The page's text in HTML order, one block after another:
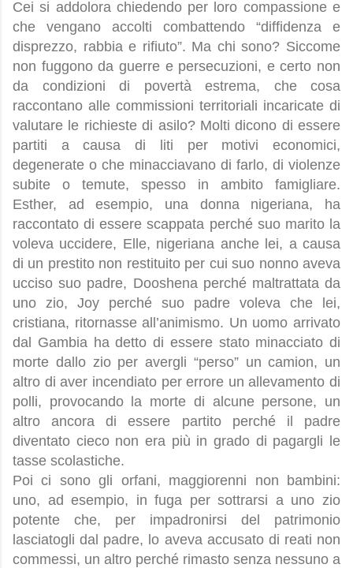
Cei si addolora chiedendo per loro compassione e
che vengano accolti combattendo “diffidenza e
disprezzo, rabbia e rifiuto”. Ma chi sono? Siccome
non fuggono da guerre e persecuzioni, e certo non
da condizioni di povertà estrema, che cosa
raccontano alle commissioni territoriali incaricate di
valutare le richieste di asilo? Molti dicono di essere
partiti a causa di liti per motivi economici,
degenerate o che minacciavano di farlo, di violenze
subite o temute, spesso in ambito famigliare.
Esther, ad esempio, una donna nigeriana, ha
raccontato di essere scappata perché suo marito la
voleva uccidere, Elle, nigeriana anche lei, a causa
di un prestito non restituito per cui suo nonno aveva
ucciso suo padre, Dooshena perché maltrattata da
uno zio, Joy perché suo padre voleva che lei,
cristiana, ritornasse all’animismo. Un uomo arrivato
dal Gambia ha detto di essere stato minacciato di
morte dallo zio per avergli “perso” un camion, un
altro di aver incendiato per errore un allevamento di
polli, provocando la morte di alcune persone, un
altro ancora di essere partito perché il padre
diventato cieco non era più in grado di pagargli le
tasse scolastiche.
Poi ci sono gli orfani, maggiorenni non bambini:
uno, ad esempio, in fuga per sottrarsi a uno zio
potente che, per impadronirsi del patrimonio
lasciatogli dal padre, lo aveva accusato di reati non
commessi, un altro perché rimasto senza nessuno a